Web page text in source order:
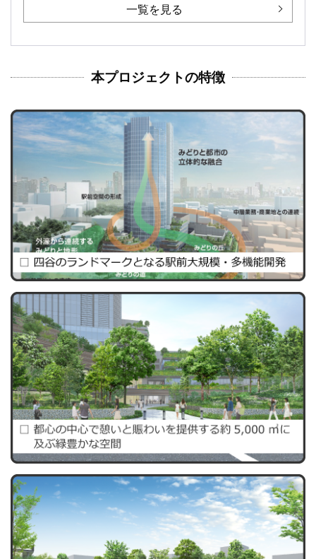
一覧を見る
本プロジェクトの特徴